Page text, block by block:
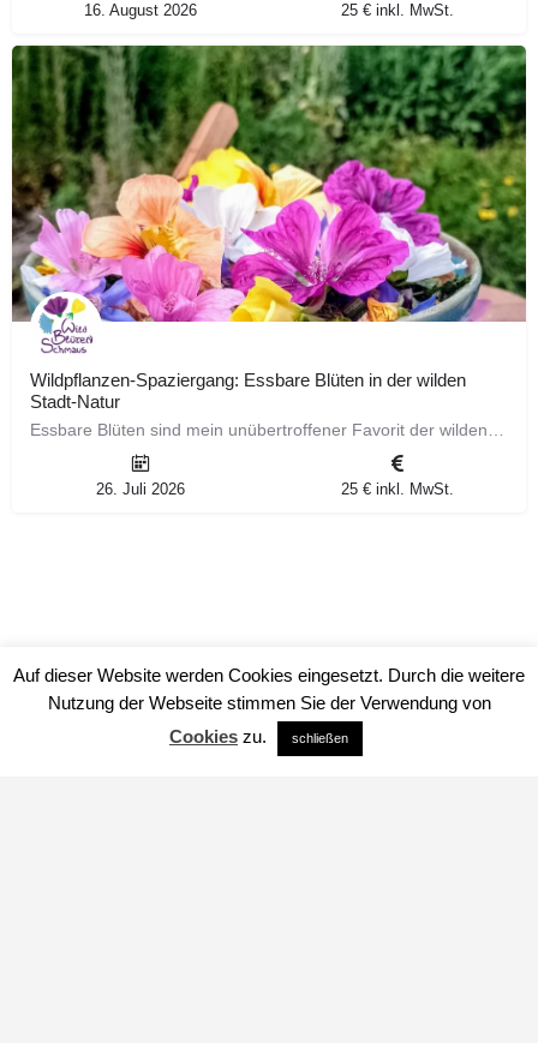
16. August 2026 25 € inkl. MwSt.
Wildpflanzen-Spaziergang: Essbare Blüten in der wilden
Stadt-Natur
Essbare Blüten sind mein unübertroffener Favorit der wilden Sammelgelegenheiten. Ein paar wenige schon lassen…
26. Juli 2026 25 € inkl. MwSt.
Auf dieser Website werden Cookies eingesetzt. Durch die weitere
Nutzung der Webseite stimmen Sie der Verwendung von
Cookies zu. schließen